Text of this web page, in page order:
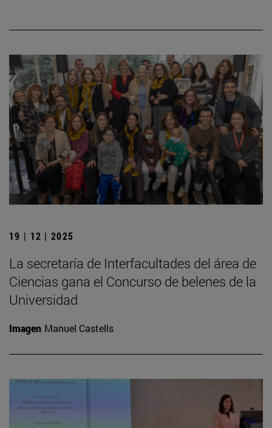
19 | 12 | 2025
La secretaría de Interfacultades del área de
Ciencias gana el Concurso de belenes de la
Universidad
Imagen Manuel Castells